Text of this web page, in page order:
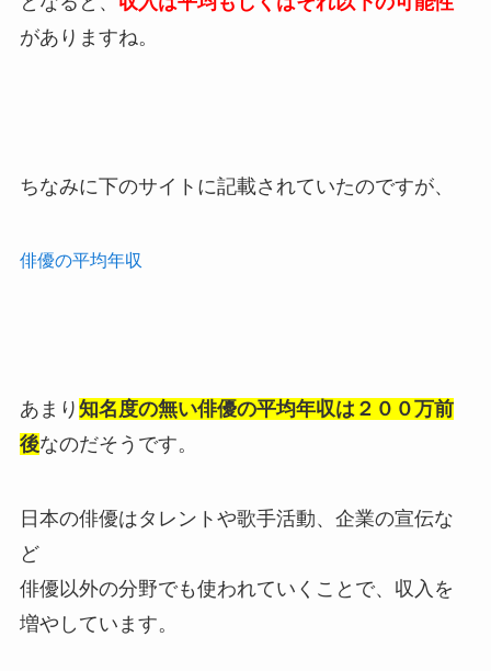
がありますね。
ちなみに下のサイトに記載されていたのですが、
俳優の平均年収
あまり 知名度の無い俳優の平均年収は２００万前
後なのだそうです。
日本の俳優はタレントや歌手活動、企業の宣伝な
ど
俳優以外の分野でも使われていくことで、収入を
増やしています。